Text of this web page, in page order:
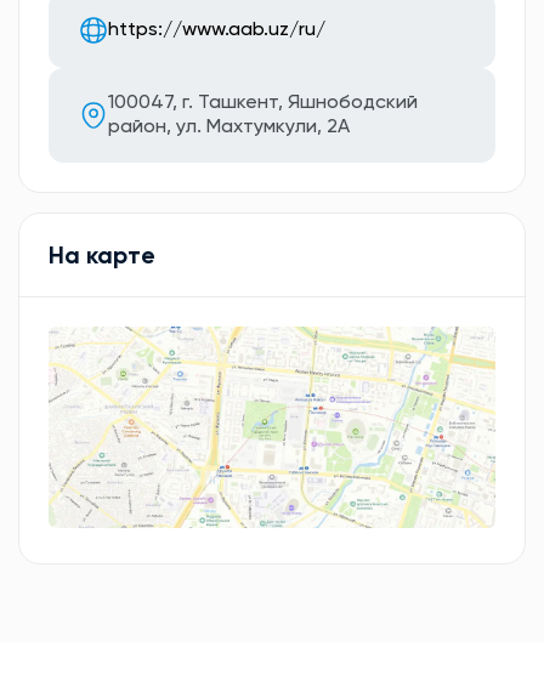
https://www.aab.uz/ru/
100047, г. Ташкент, Яшнободский
район, ул. Махтумкули, 2А
На карте